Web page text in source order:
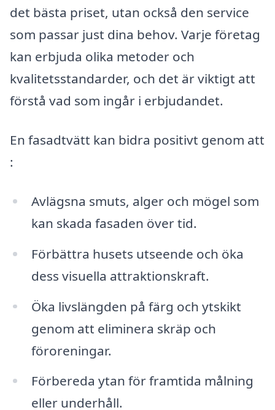
det bästa priset, utan också den service
som passar just dina behov. Varje företag
kan erbjuda olika metoder och
kvalitetsstandarder, och det är viktigt att
förstå vad som ingår i erbjudandet.
En fasadtvätt kan bidra positivt genom att
:
Avlägsna smuts, alger och mögel som
kan skada fasaden över tid.
Förbättra husets utseende och öka
dess visuella attraktionskraft.
Öka livslängden på färg och ytskikt
genom att eliminera skräp och
föroreningar.
Förbereda ytan för framtida målning
eller underhåll.